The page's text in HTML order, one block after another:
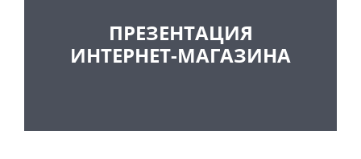
ПРЕЗЕНТАЦИЯ
ИНТЕРНЕТ-МАГАЗИНА